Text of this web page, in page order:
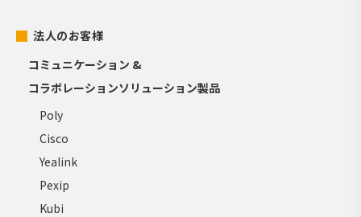
法人のお客様
コミュニケーション &
コラボレーションソリューション製品
Poly
Cisco
Yealink
Pexip
Kubi